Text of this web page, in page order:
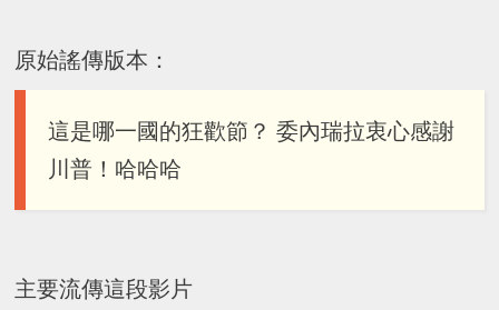
原始謠傳版本：
這是哪一國的狂歡節？ 委內瑞拉衷心感謝
川普！哈哈哈
主要流傳這段影片